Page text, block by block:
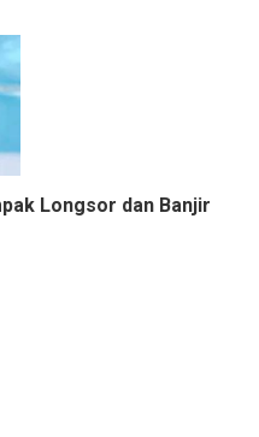
Longsor dan Banjir